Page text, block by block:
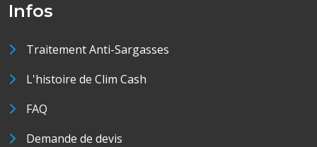
Infos
Traitement Anti-Sargasses
L'histoire de Clim Cash
FAQ
Demande de devis